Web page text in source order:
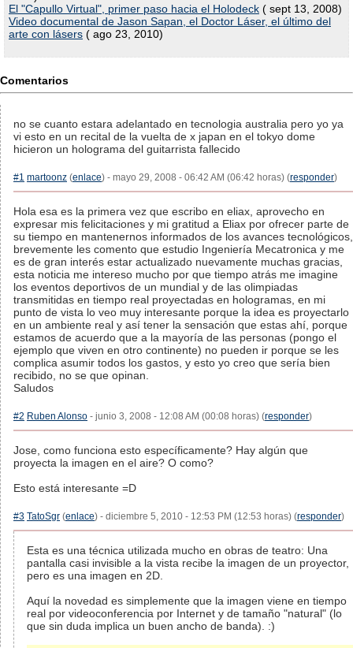
El "Capullo Virtual", primer paso hacia el Holodeck ( sept 13, 2008)
Video documental de Jason Sapan, el Doctor Láser, el último del
arte con lásers ( ago 23, 2010)
Comentarios
no se cuanto estara adelantado en tecnologia australia pero yo ya
vi esto en un recital de la vuelta de x japan en el tokyo dome
hicieron un holograma del guitarrista fallecido
#1 martoonz (enlace) - mayo 29, 2008 - 06:42 AM (06:42 horas) (responder)
Hola esa es la primera vez que escribo en eliax, aprovecho en
expresar mis felicitaciones y mi gratitud a Eliax por ofrecer parte de
su tiempo en mantenernos informados de los avances tecnológicos,
brevemente les comento que estudio Ingeniería Mecatronica y me
es de gran interés estar actualizado nuevamente muchas gracias,
esta noticia me intereso mucho por que tiempo atrás me imagine
los eventos deportivos de un mundial y de las olimpiadas
transmitidas en tiempo real proyectadas en hologramas, en mi
punto de vista lo veo muy interesante porque la idea es proyectarlo
en un ambiente real y así tener la sensación que estas ahí, porque
estamos de acuerdo que a la mayoría de las personas (pongo el
ejemplo que viven en otro continente) no pueden ir porque se les
complica asumir todos los gastos, y esto yo creo que sería bien
recibido, no se que opinan.
Saludos
#2 Ruben Alonso - junio 3, 2008 - 12:08 AM (00:08 horas) (responder)
Jose, como funciona esto específicamente? Hay algún que
proyecta la imagen en el aire? O como?
Esto está interesante =D
#3 TatoSgr (enlace) - diciembre 5, 2010 - 12:53 PM (12:53 horas) (responder)
Esta es una técnica utilizada mucho en obras de teatro: Una
pantalla casi invisible a la vista recibe la imagen de un proyector,
pero es una imagen en 2D.
Aquí la novedad es simplemente que la imagen viene en tiempo
real por videoconferencia por Internet y de tamaño "natural" (lo
que sin duda implica un buen ancho de banda). :)